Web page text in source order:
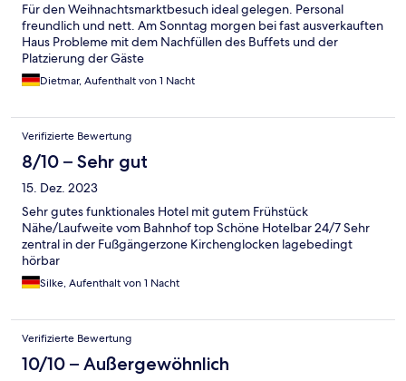
Für den Weihnachtsmarktbesuch ideal gelegen. Personal
freundlich und nett. Am Sonntag morgen bei fast ausverkauften
Haus Probleme mit dem Nachfüllen des Buffets und der
Platzierung der Gäste
Dietmar, Aufenthalt von 1 Nacht
Verifizierte Bewertung
8/10 – Sehr gut
15. Dez. 2023
Sehr gutes funktionales Hotel mit gutem Frühstück
Nähe/Laufweite vom Bahnhof top Schöne Hotelbar 24/7 Sehr
zentral in der Fußgängerzone Kirchenglocken lagebedingt
hörbar
Silke, Aufenthalt von 1 Nacht
Verifizierte Bewertung
10/10 – Außergewöhnlich